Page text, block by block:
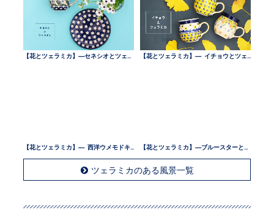
ツェラミカのある風景一覧